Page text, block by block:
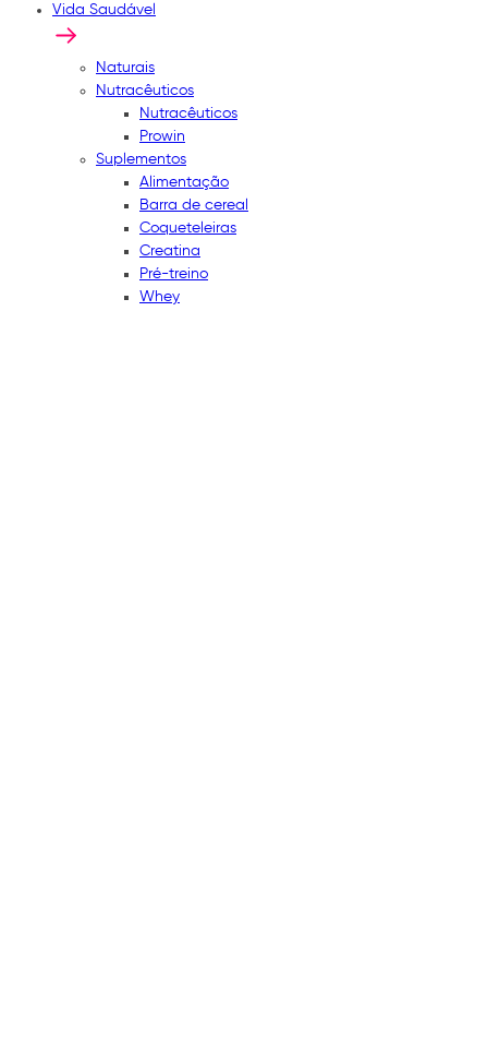
Vida Saudável
Naturais
Nutracêuticos
Nutracêuticos
Prowin
Suplementos
Alimentação
Barra de cereal
Coqueteleiras
Creatina
Pré-treino
Whey